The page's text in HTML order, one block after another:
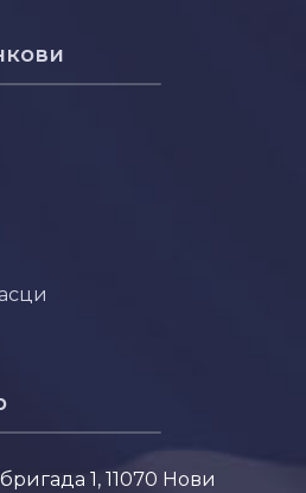
1, 11070 Нови